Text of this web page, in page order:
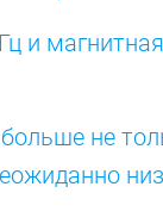
и
не